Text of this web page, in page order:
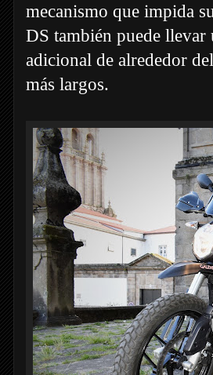
mecanismo que impida
DS también puede
adicional de alrededor
más largos.